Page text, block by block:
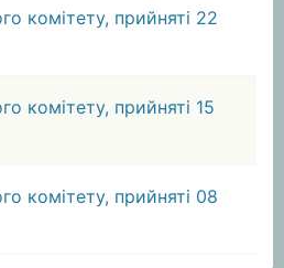
комітету, прийняті 22
комітету, прийняті 15
комітету, прийняті 08